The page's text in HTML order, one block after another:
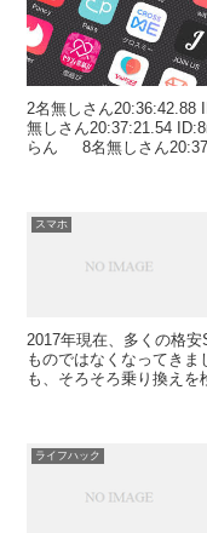
2名無しさん
無しさん20:37:21.54
らん 8名無しさん
スマホ
2017年現在、多くの格
ものではなくなってき
も、そろそろ乗り換え
ライフハック